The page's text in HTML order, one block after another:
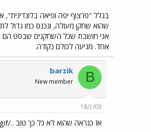
בגלל "פרצוף יפה ופיאה
שהוא שחקן מעולה, ונכנס כמו גדול
אני חושבת שכל השחקנים שבסט הם
אחד. מגיעה לכולם נקודה.
B
barzik
New member
18/1/03
אז כנראה שהוא לא כל כך טוב ../images/Emo8.gif